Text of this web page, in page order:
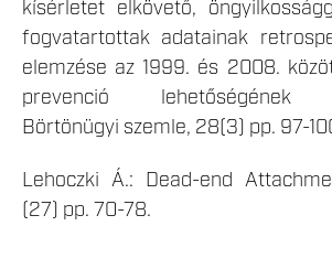
kísérletet elkövető,
fogvatartottak adatainak
elemzése az 1999. és 2008.
prevenció lehetőségének
Börtönügyi szemle, 28(3) pp. 97-
Lehoczki Á.: Dead-end
(27) pp. 70-78.